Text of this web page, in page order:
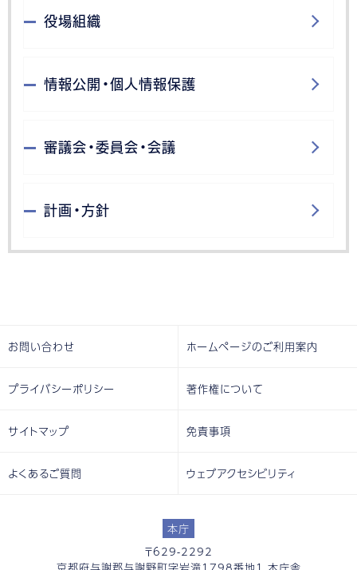
役場組織
情報公開・個人情報保護
審議会・委員会・会議
計画・方針
本庁
〒629-2292
お問い合わせ ホームページのご利用案内
プライバシーポリシー 著作権について
サイトマップ 免責事項
よくあるご質問 ウェブアクセシビリティ